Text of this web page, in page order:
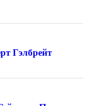
Гэлбрейт